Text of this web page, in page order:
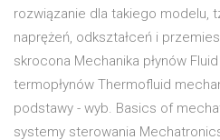
rozwiązanie dla takiego modelu,
naprężeń, odkształceń i
skrocona Mechanika płynów
termopłynów Thermofluid
podstawy - wyb. Basics of
systemy sterowania